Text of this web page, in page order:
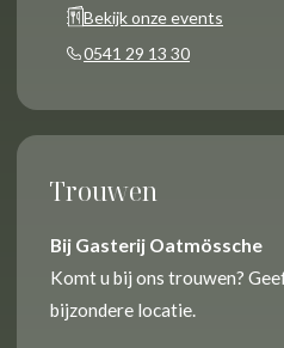
Bekijk onze events
0541 29 13 30
Trouwen
Bij Gasterij Oatmössche
Komt u bij ons trouwen?
bijzondere locatie.